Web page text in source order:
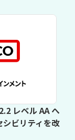
レベル AA へ
ビリティを改